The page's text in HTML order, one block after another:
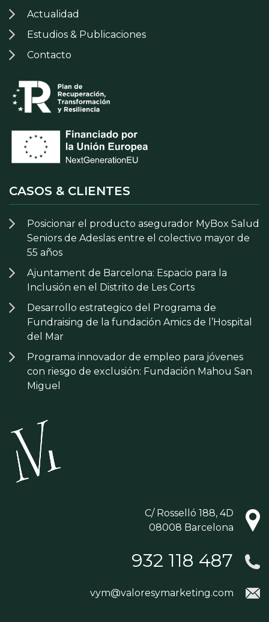
Actualidad
Estudios & Publicaciones
Contacto
CASOS & CLIENTES
Posicionar el producto asegurador MyBox Salud
Seniors de Adeslas entre el colectivo mayor de
55 años
Ajuntament de Barcelona: Espacio para la
Inclusión en el Distrito de Les Corts
Desarrollo estrategico del Programa de
Fundraising de la fundación Amics de l’Hospital
del Mar
Programa innovador de empleo para jóvenes
con riesgo de exclusión: Fundación Mahou San
Miguel
C/ Rosselló 188, 4D
08008 Barcelona
932 118 487
vym@valoresymarketing.com